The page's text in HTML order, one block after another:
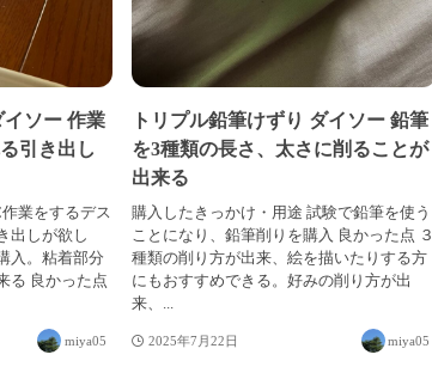
ソー 作業
引き出し
業をするデス
出しが欲し
入。粘着部分
る 良かった点
miya05
トリプル鉛筆けずり ダイソー 鉛筆
を3種類の長さ、太さに削ることが
出来る
購入したきっかけ・用途 試験で鉛筆を使う
ことになり、鉛筆削りを購入 良かった点
種類の削り方が出来、絵を描いたりする方
にもおすすめできる。好みの削り方が出
来、...
2025年7月22日 miya05